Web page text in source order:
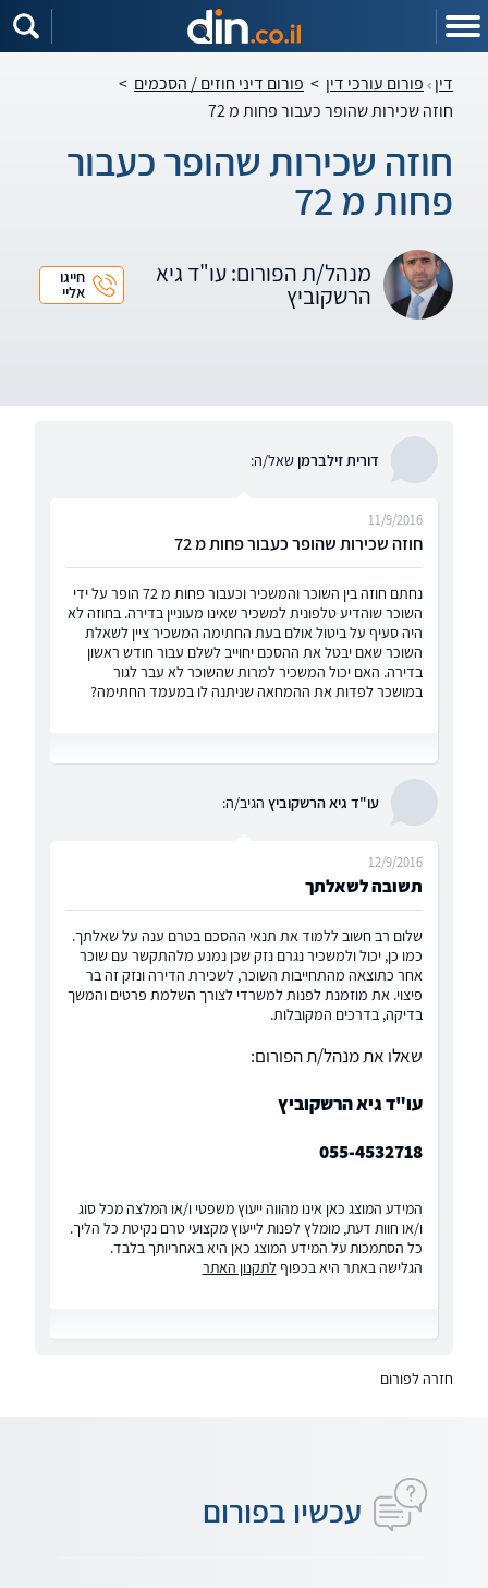
דין פורום עורכי דין > פורום דיני חוזים / הסכמים >
חוזה שכירות שהופר כעבור פחות מ 72
חוזה שכירות שהופר כעבור
פחות מ 72
מנהל/ת הפורום: עו"ד גיא
הרשקוביץ
חייגו
אליי
דורית זילברמןשאל/ה:
חוזה שכירות שהופר כעבור פחות מ 72
11/9/2016
נחתם חוזה בין השוכר והמשכיר וכעבור פחות מ 72 הופר על ידי
השוכר שוהדיע טלפונית למשכיר שאינו מעוניין בדירה. בחוזה לא
היה סעיף על ביטול אולם בעת החתימה המשכיר ציין לשאלת
השוכר שאם יבטל את ההסכם יחוייב לשלם עבור חודש ראשון
בדירה. האם יכול המשכיר למרות שהשוכר לא עבר לגור
במושכר לפדות את ההמחאה שניתנה לו במעמד החתימה?
עו"ד גיא הרשקוביץ הגיב/ה:
תשובה לשאלתך
12/9/2016
שלום רב חשוב ללמוד את תנאי ההסכם בטרם ענה על שאלתך.
כמו כן, יכול ולמשכיר נגרם נזק שכן נמנע מלהתקשר עם שוכר
אחר כתוצאה מהתחייבות השוכר, לשכירת הדירה ונזק זה בר
פיצוי. את מוזמנת לפנות למשרדי לצורך השלמת פרטים והמשך
בדיקה, בדרכים המקובלות.
שאלו את מנהל/ת הפורום:
עו"ד גיא הרשקוביץ
055-4532718
המידע המוצג כאן אינו מהווה ייעוץ משפטי ו/או המלצה מכל סוג
ו/או חוות דעת, מומלץ לפנות לייעוץ מקצועי טרם נקיטת כל הליך.
כל הסתמכות על המידע המוצג כאן היא באחריותך בלבד.
הגלישה באתר היא בכפוף לתקנון האתר
חזרה לפורום
עכשיו בפורום